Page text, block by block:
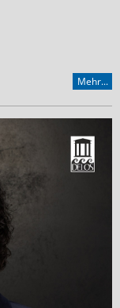
Mehr...